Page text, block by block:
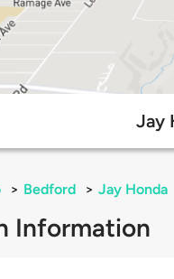
Jay
> Bedford > Jay Honda
Information